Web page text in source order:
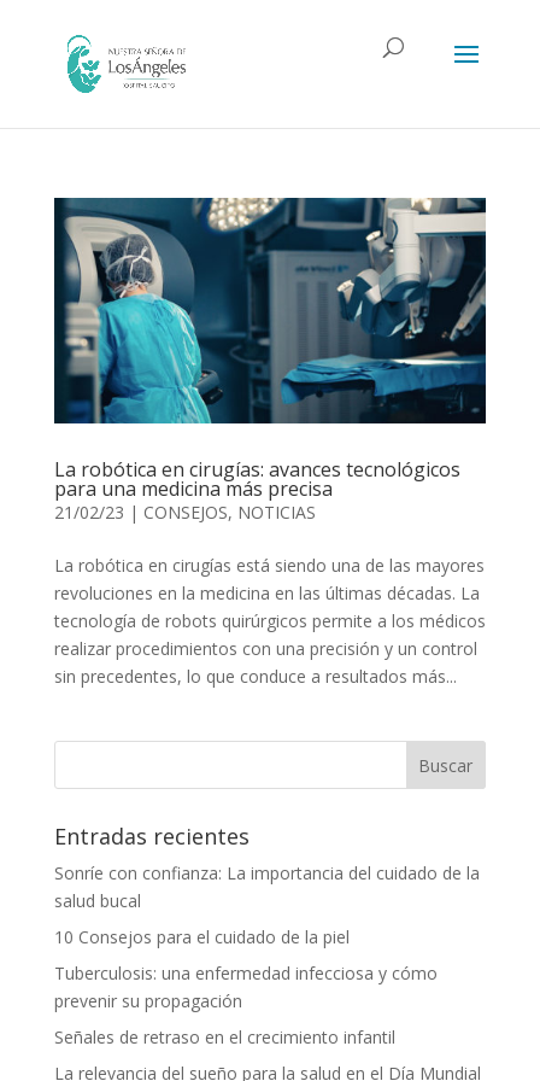
La robótica en cirugías: avances tecnológicos
para una medicina más precisa
21/02/23 | CONSEJOS, NOTICIAS
La robótica en cirugías está siendo una de las mayores
revoluciones en la medicina en las últimas décadas. La
tecnología de robots quirúrgicos permite a los médicos
realizar procedimientos con una precisión y un control
sin precedentes, lo que conduce a resultados más...
Entradas recientes
Sonríe con confianza: La importancia del cuidado de la
salud bucal
10 Consejos para el cuidado de la piel
Tuberculosis: una enfermedad infecciosa y cómo
prevenir su propagación
Señales de retraso en el crecimiento infantil
La relevancia del sueño para la salud en el Día Mundial